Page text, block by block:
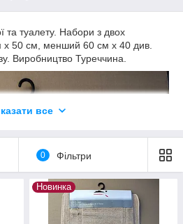
та туалету. Набори з двох
х 50 см, менший 60 см х 40 див.
Виробництво Туреччина.
все
0 Фільтри
Новинка